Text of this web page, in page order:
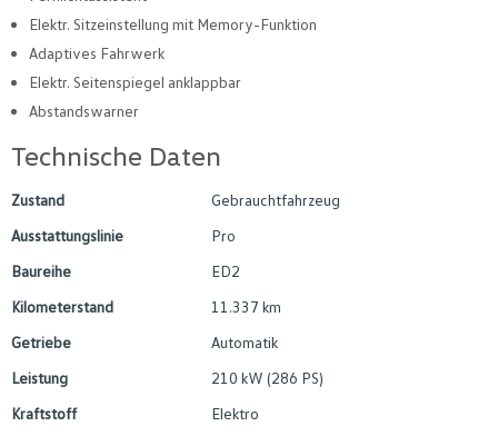
Elektr. Sitzeinstellung mit Memory-Funktion
Adaptives Fahrwerk
Elektr. Seitenspiegel anklappbar
Abstandswarner
Technische Daten
Zustand
Gebrauchtfahrzeug
Ausstattungslinie
Pro
Baureihe
ED2
Kilometerstand
11.337 km
Getriebe
Automatik
Leistung
210 kW (286 PS)
Kraftstoff
Elektro